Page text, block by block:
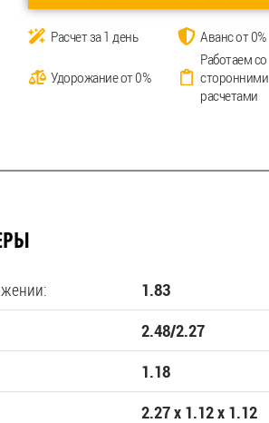
Расчет за 1 день Аванс от 0%
Удорожание от 0%
Работаем со
сторонними
расчетами
1.83
2.48/2.27
1.18
2.27 х 1.12 х 1.12